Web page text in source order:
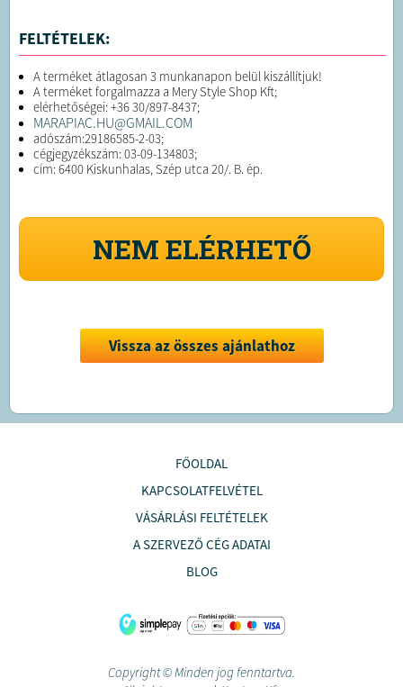
FELTÉTELEK:
A terméket átlagosan 3 munkanapon belül kiszállítjuk!
A terméket forgalmazza a Mery Style Shop Kft;
elérhetőségei: +36 30/897-8437;
MARAPIAC.HU@GMAIL.COM
adószám:29186585-2-03;
cégjegyzékszám: 03-09-134803;
cím: 6400 Kiskunhalas, Szép utca 20/. B. ép.
NEM ELÉRHETŐ
Vissza az összes ajánlathoz
FŐOLDAL
KAPCSOLATFELVÉTEL
VÁSÁRLÁSI FELTÉTELEK
A SZERVEZŐ CÉG ADATAI
BLOG
Copyright © Minden jog fenntartva.